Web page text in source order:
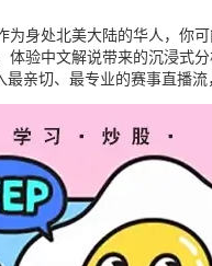
身处北美大陆的华人，
验中文解说带来的沉浸
亲切、最专业的赛事直播